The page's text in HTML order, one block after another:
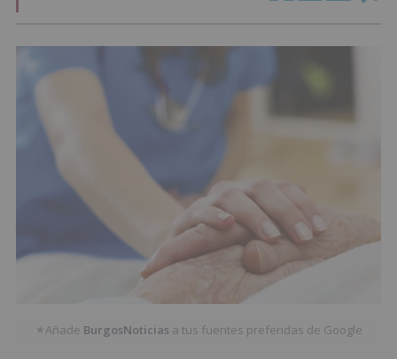
★Añade BurgosNoticias a tus fuentes preferidas de Google